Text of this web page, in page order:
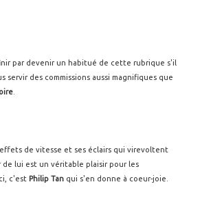
par devenir un habitué de cette rubrique s'il
servir des commissions aussi magnifiques que
effets de vitesse et ses éclairs qui virevoltent
lui est un véritable plaisir pour les
c'est Philip Tan qui s'en donne à coeur-joie.